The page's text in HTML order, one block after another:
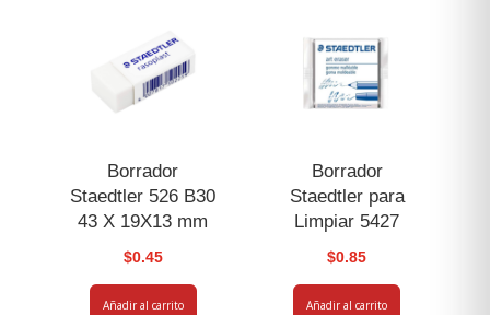
Borrador
Staedtler 526 B30
43 X 19X13 mm
$0.45
Añadir al carrito
Borrador
Staedtler para
Limpiar 5427
$0.85
Añadir al carrito